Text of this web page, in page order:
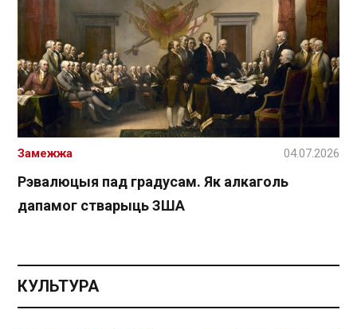
Рэвалюцыя пад градусам. Як алкаголь
дапамог стварыць ЗША
Замежжа 04.07.2026
КУЛЬТУРА